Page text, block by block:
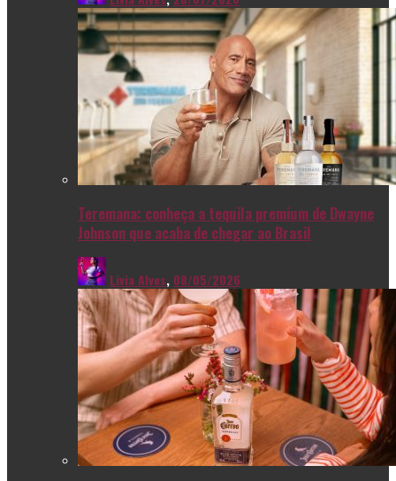
Teremana: conheça a tequila premium de Dwayne
Johnson que acaba de chegar ao Brasil
Livia Alves, 08/05/2026